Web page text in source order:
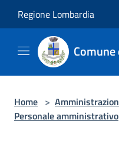
Regione Lombardia
Home >
Personale amministrativo